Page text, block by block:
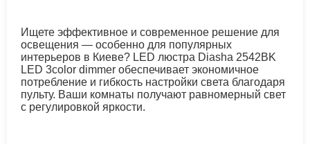
Ищете эффективное и современное решение для
освещения — особенно для популярных
интерьеров в Киеве? LED люстра Diasha 2542BK
LED 3color dimmer обеспечивает экономичное
потребление и гибкость настройки света благодаря
пульту. Ваши комнаты получают равномерный свет
с регулировкой яркости.